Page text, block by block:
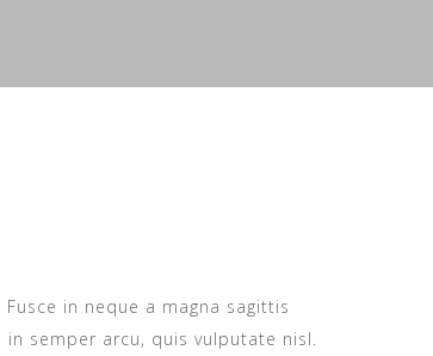
in neque a magna sagittis
semper arcu, quis vulputate nisl.